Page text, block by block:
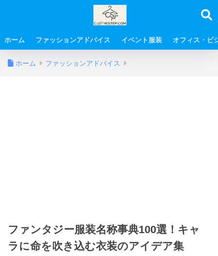
ホーム ファッションアドバイス イベント服装 オフィス・ビ
ホーム ファッションアドバイス
ファンタジー服装名称事典100選！キャ
ラに命を吹き込む衣装のアイデア集